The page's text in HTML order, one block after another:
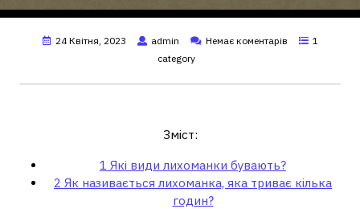
24 Квітня, 2023 admin Немає коментарів
1
category
Зміст:
1 Які види лихоманки бувають?
2 Як називається лихоманка, яка триває кілька
годин?